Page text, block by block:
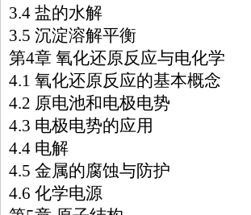
3.4 盐的水解
3.5 沉淀溶解平衡
第4章 氧化还原反应与电化学
4.1 氧化还原反应的基本概念
4.2 原电池和电极电势
4.3 电极电势的应用
4.4 电解
4.5 金属的腐蚀与防护
4.6 化学电源